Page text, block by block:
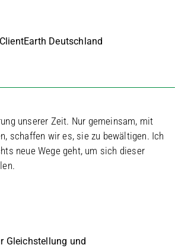
Deutschland
unserer Zeit. Nur gemeinsam, mit
schaffen wir es, sie zu bewältigen. Ich
neue Wege geht, um sich dieser
Gleichstellung und